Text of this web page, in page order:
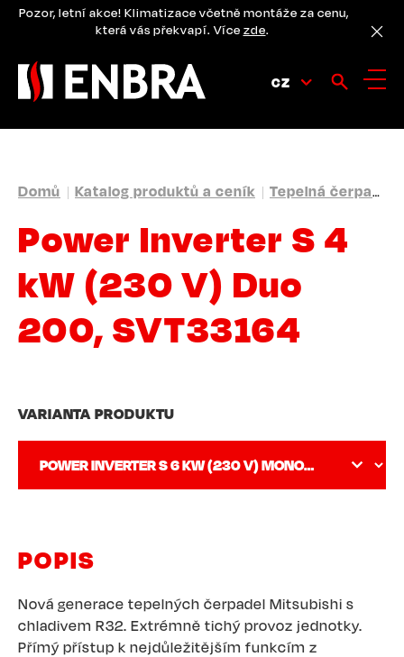
PřejítPozor, letní akce! Klimatizace včetně montáže za cenu,
která vás překvapí. Více zde.
CZ
DROBEČKOVÁ
NAVIGACE
Domů Katalog produktů a ceník Tepelná čerpadla
Power Inverter S 4
kW (230 V) Duo
200, SVT33164
VARIANTA PRODUKTU
POPIS
Nová generace tepelných čerpadel Mitsubishi s
chladivem R32. Extrémně tichý provoz jednotky.
Přímý přístup k nejdůležitějším funkcím z